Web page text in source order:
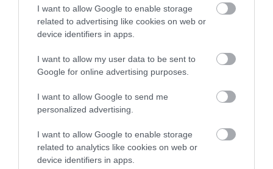
I want to allow Google to enable storage
related to advertising like cookies on web or
device identifiers in apps.
I want to allow my user data to be sent to
Google for online advertising purposes.
I want to allow Google to send me
personalized advertising.
I want to allow Google to enable storage
related to analytics like cookies on web or
device identifiers in apps.
Egyedül, de nem elveszve: A
sikeres ismerkedéshez
Az élet néha váratlan fordulatokat hoz, és
sok férfi találja magát egyedül, akár egy
szakítás, válás, vagy akár az élet más
területén bekövetkező változások miatt. Az
egyedüllét nem feltétlenül jel...